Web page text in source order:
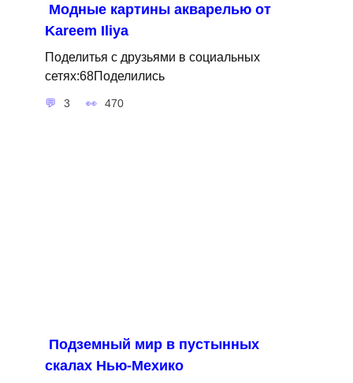
Модные картины акварелью от
Kareem Iliya
Поделитья с друзьями в социальных
сетях:68Поделились
3 470
Подземный мир в пустынных
скалах Нью-Мехико